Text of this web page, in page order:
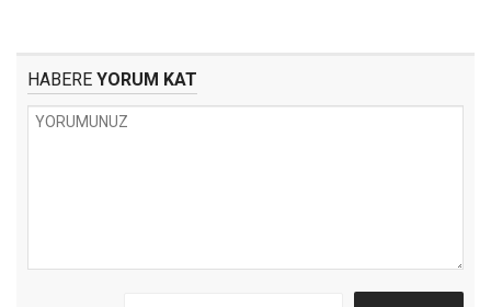
HABERE YORUM KAT